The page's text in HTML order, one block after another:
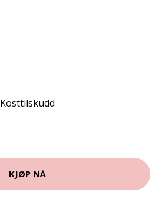
Kosttilskudd
KJØP NÅ